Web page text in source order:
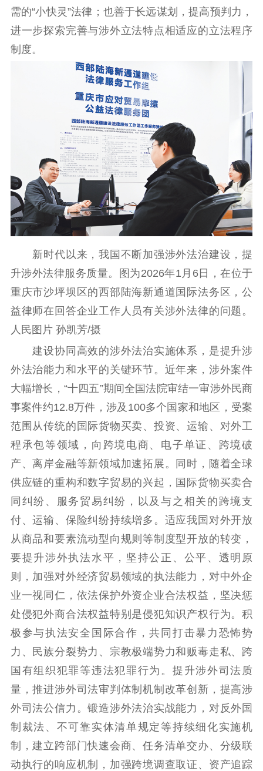
需的“小快灵”法律；也善于长远谋划，提高预判力，
进一步探索完善与涉外立法特点相适应的立法程序
制度。
新时代以来，我国不断加强涉外法治建设，提
升涉外法律服务质量。图为2026年1月6日，在位于
重庆市沙坪坝区的西部陆海新通道国际法务区，公
益律师在回答企业工作人员有关涉外法律的问题。
人民图片 孙凯芳/摄
建设协同高效的涉外法治实施体系，是提升涉
外法治能力和水平的关键环节。近年来，涉外案件
大幅增长，“十四五”期间全国法院审结一审涉外民商
事案件约12.8万件，涉及100多个国家和地区，受案
范围从传统的国际货物买卖、投资、运输、对外工
程承包等领域，向跨境电商、电子单证、跨境破
产、离岸金融等新领域加速拓展。同时，随着全球
供应链的重构和数字贸易的兴起，国际货物买卖合
同纠纷、服务贸易纠纷，以及与之相关的跨境支
付、运输、保险纠纷持续增多。适应我国对外开放
从商品和要素流动型向规则等制度型开放的转变，
要提升涉外执法水平，坚持公正、公平、透明原
则，加强对外经济贸易领域的执法能力，对中外企
业一视同仁，依法保护外资企业合法权益，坚决惩
处侵犯外商合法权益特别是侵犯知识产权行为。积
极参与执法安全国际合作，共同打击暴力恐怖势
力、民族分裂势力、宗教极端势力和贩毒走私、跨
国有组织犯罪等违法犯罪行为。提升涉外司法质
量，推进涉外司法审判体制机制改革创新，提高涉
外司法公信力。锻造涉外法治实战能力，对反外国
制裁法、不可靠实体清单规定等持续细化实施机
制，建立跨部门快速会商、任务清单交办、分级联
动执行的响应机制，加强跨境调查取证、资产追踪